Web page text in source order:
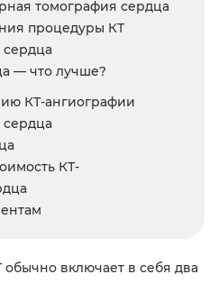
томография сердца
процедуры КТ
сердца
— что лучше?
КТ-ангиографии
сердца
КТ-
включает в себя два